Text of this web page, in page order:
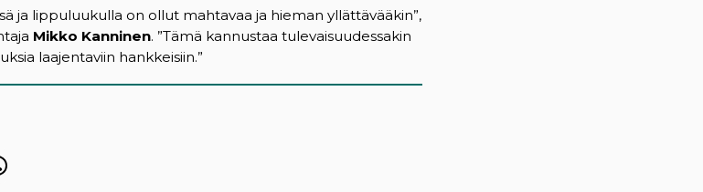
ja lippuluukulla on ollut mahtavaa ja hieman yllättävääkin”,
Mikko Kanninen. ”Tämä kannustaa tulevaisuudessakin
laajentaviin hankkeisiin.”
tab)tab)
a new tab)
in a new tab)